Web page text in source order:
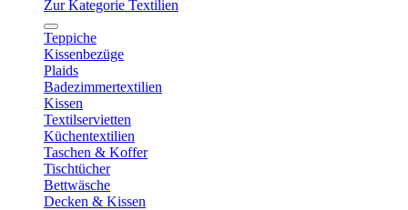
Zur Kategorie Textilien
Teppiche
Kissenbezüge
Plaids
Badezimmertextilien
Kissen
Textilservietten
Küchentextilien
Taschen & Koffer
Tischtücher
Bettwäsche
Decken & Kissen